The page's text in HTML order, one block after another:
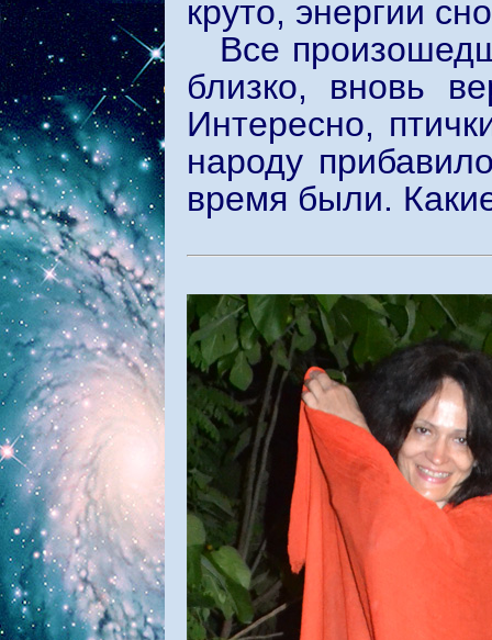
круто, энергии
Все
близко, вновь
Интересно,
народу
время были.